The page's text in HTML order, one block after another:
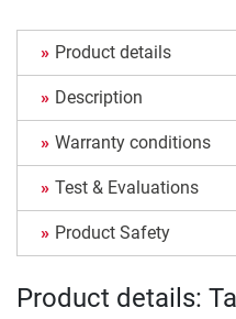
Product details
Description
Warranty conditions
Test & Evaluations
Product Safety
Product details: